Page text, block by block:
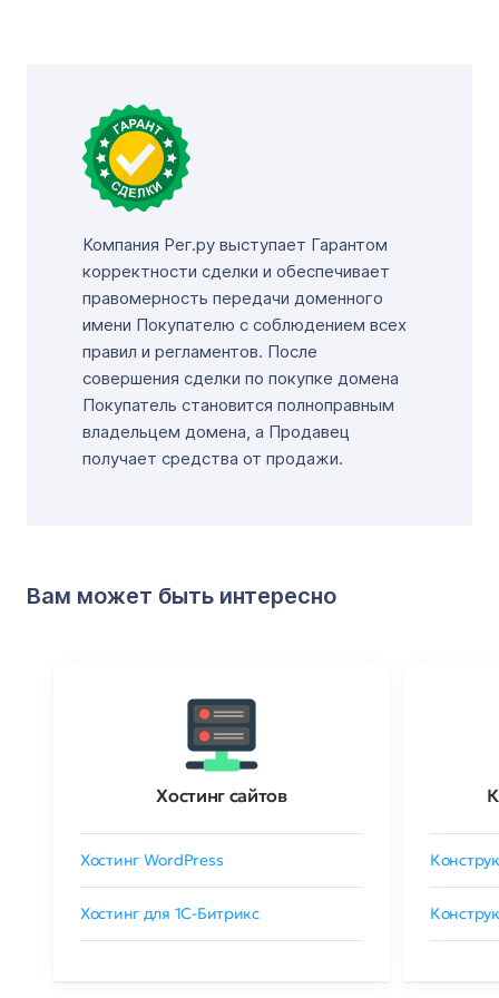
Компания Рег.ру выступает Гарантом
корректности сделки и обеспечивает
правомерность передачи доменного
имени Покупателю с соблюдением всех
правил и регламентов. После
совершения сделки по покупке домена
Покупатель становится полноправным
владельцем домена, а Продавец
получает средства от продажи.
Вам может быть интересно
Хостинг сайтов
Хостинг WordPress
Хостинг для 1C-Битрикс